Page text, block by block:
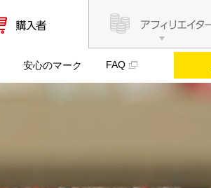
安心のマーク FAQ